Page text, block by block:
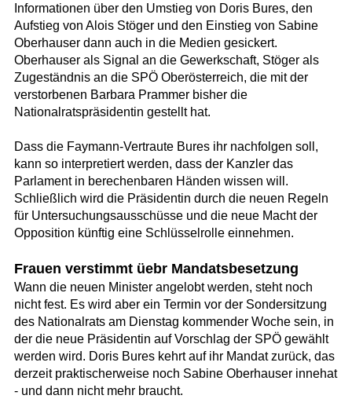
Informationen über den Umstieg von Doris Bures, den
Aufstieg von Alois Stöger und den Einstieg von Sabine
Oberhauser dann auch in die Medien gesickert.
Oberhauser als Signal an die Gewerkschaft, Stöger als
Zugeständnis an die SPÖ Oberösterreich, die mit der
verstorbenen Barbara Prammer bisher die
Nationalratspräsidentin gestellt hat.
Dass die Faymann-Vertraute Bures ihr nachfolgen soll,
kann so interpretiert werden, dass der Kanzler das
Parlament in berechenbaren Händen wissen will.
Schließlich wird die Präsidentin durch die neuen Regeln
für Untersuchungsausschüsse und die neue Macht der
Opposition künftig eine Schlüsselrolle einnehmen.
Frauen verstimmt üebr Mandatsbesetzung
Wann die neuen Minister angelobt werden, steht noch
nicht fest. Es wird aber ein Termin vor der Sondersitzung
des Nationalrats am Dienstag kommender Woche sein, in
der die neue Präsidentin auf Vorschlag der SPÖ gewählt
werden wird. Doris Bures kehrt auf ihr Mandat zurück, das
derzeit praktischerweise noch Sabine Oberhauser innehat
- und dann nicht mehr braucht.